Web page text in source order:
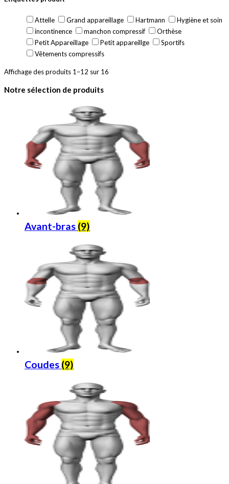
Attelle Grand appareillage Hartmann
Hygiène et soin
incontinence
manchon compressif
Orthèse
Petit Appareillage
Petit appareillge
Sportifs
Vêtements compressifs
Affichage des produits 1–12 sur 16
Notre sélection de produits
Avant-bras (9)
Coudes (9)